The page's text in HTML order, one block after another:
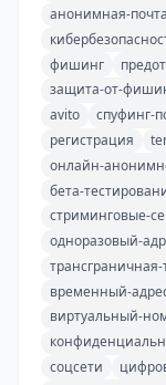
анонимная-почта
фишинг
защита-от-
avito
спуфинг-
регистрация
онлайн-
бета-
стриминговые-
одноразовый-
трансграничная-
временный-
виртуальный-
соцсети